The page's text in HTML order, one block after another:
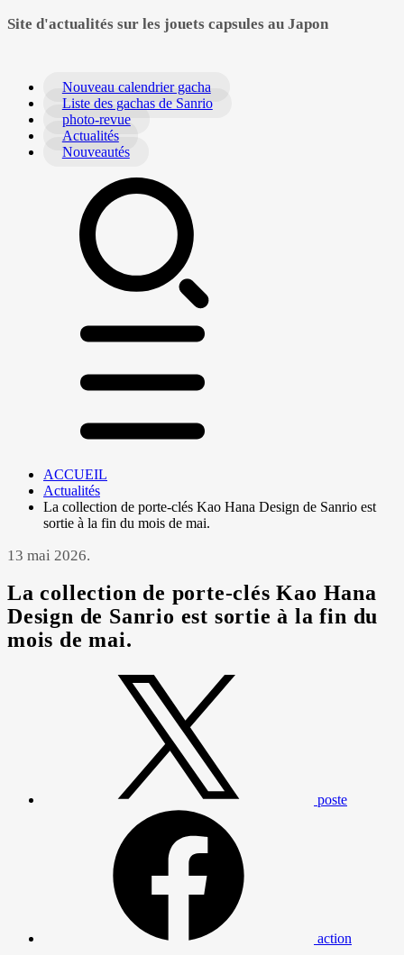
Site d'actualités sur les jouets capsules au Japon
Nouveau calendrier gacha
Liste des gachas de Sanrio
photo-revue
Actualités
Nouveautés
ACCUEIL
Actualités
La collection de porte-clés Kao Hana Design de Sanrio est
sortie à la fin du mois de mai.
13 mai 2026.
La collection de porte-clés Kao Hana
Design de Sanrio est sortie à la fin du
mois de mai.
poste
action